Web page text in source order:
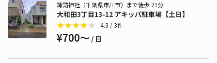
大和田3丁目13-12 アキッパ駐車場【土日】
諏訪神社（千葉県市川市）まで徒歩 21分
4.3 / 3件
¥700〜 / 日